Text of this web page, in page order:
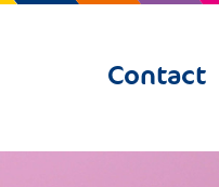
Contact